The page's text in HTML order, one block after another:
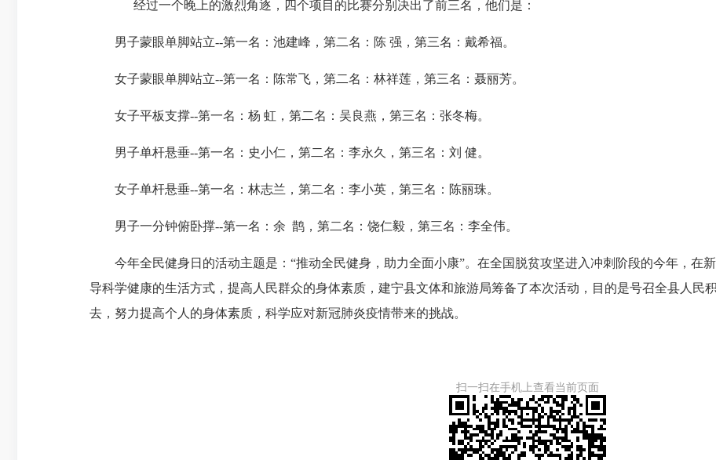
经过一个晚上的激烈角逐，四个项目的比赛分别决出了前三名，他们是：
男子蒙眼单脚站立--第一名：池建峰，第二名：陈 强，第三名：戴希福。
女子蒙眼单脚站立--第一名：陈常飞，第二名：林祥莲，第三名：聂丽芳。
女子平板支撑--第一名：杨 虹，第二名：吴良燕，第三名：张冬梅。
男子单杆悬垂--第一名：史小仁，第二名：李永久，第三名：刘 健。
女子单杆悬垂--第一名：林志兰，第二名：李小英，第三名：陈丽珠。
男子一分钟俯卧撑--第一名：余 鹊，第二名：饶仁毅，第三名：李全伟。
今年全民健身日的活动主题是：“推动全民健身，助力全面小康”。在全国脱贫攻坚进入冲刺阶段的今年，在
导科学健康的生活方式，提高人民群众的身体素质，建宁县文体和旅游局筹备了本次活动，目的是号召全县人民
去，努力提高个人的身体素质，科学应对新冠肺炎疫情带来的挑战。
扫一扫在手机上查看当前页面